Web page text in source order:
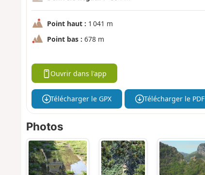
Point haut : 1 041 m
Point bas : 678 m
Ouvrir dans l'app
Télécharger le GPX Télécharger le PDF
Photos